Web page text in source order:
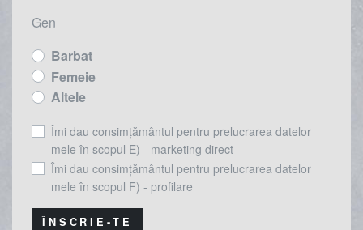
Gen
Barbat
Femeie
Altele
Îmi dau consimțământul pentru prelucrarea datelor
mele în scopul E) - marketing direct
Îmi dau consimțământul pentru prelucrarea datelor
mele în scopul F) - profilare
ÎNSCRIE-TE